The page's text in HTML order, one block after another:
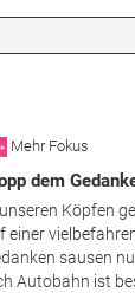
Mehr Fokus
dem
Köpfen
einer
sausen
Autobahn ist